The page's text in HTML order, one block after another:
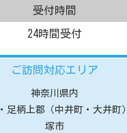
受付時間
24時間受付
ご訪問対応エリア
神奈川県内
・足柄上郡（中井町・大井町）
塚市